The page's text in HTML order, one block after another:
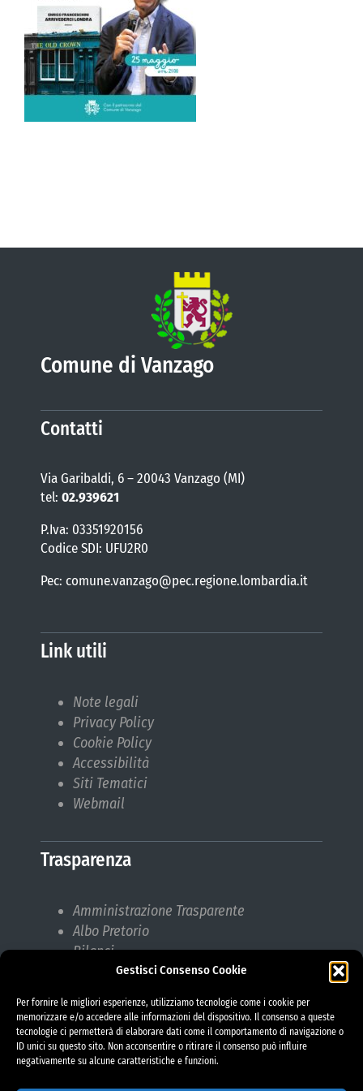
Gestisci Consenso Cookie
Per fornire le migliori esperienze, utilizziamo tecnologie come i cookie per
memorizzare e/o accedere alle informazioni del dispositivo. Il consenso a queste
tecnologie ci permetterà di elaborare dati come il comportamento di navigazione o
ID unici su questo sito. Non acconsentire o ritirare il consenso può influire
negativamente su alcune caratteristiche e funzioni.
VIVERE VANZAGO
COMUNICAZIONE
Comune di Vanzago
Contatti
Via Garibaldi, 6 – 20043 Vanzago (MI)
tel: 02.939621
P.Iva: 03351920156
Codice SDI: UFU2R0
Pec: comune.vanzago@pec.regione.lombardia.it
Link utili
Note legali
Privacy Policy
Cookie Policy
Accessibilità
Siti Tematici
Webmail
Trasparenza
Amministrazione Trasparente
Albo Pretorio
Bilanci
Bandi di gara
Responsabile protezione dati (RPD)